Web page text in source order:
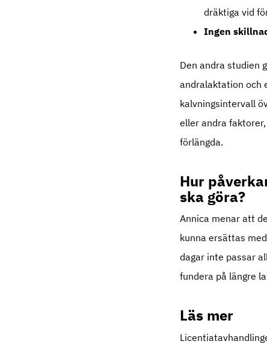
dräktiga vid
Ingen
Den andra studien
andralaktation och
kalvningsintervall
eller andra
förlängda.
Hur
ska göra?
Annica menar att
kunna ersättas
dagar inte passar
fundera på längre
Läs mer